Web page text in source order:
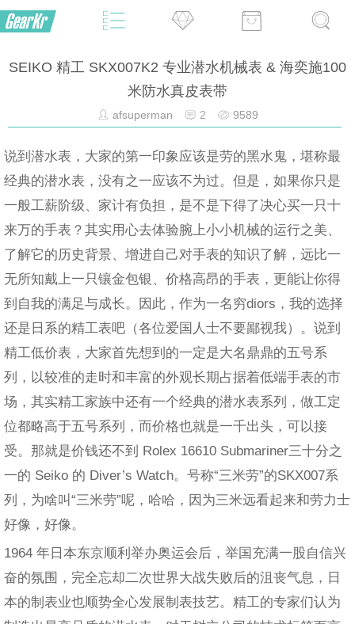
SEIKO 精工 SKX007K2 专业潜水机械表 & 海奕施100
米防水真皮表带
afsuperman 2 9589
说到潜水表，大家的第一印象应该是劳的黑水鬼，堪称最
经典的潜水表，没有之一应该不为过。但是，如果你只是
一般工薪阶级、家计有负担，是不是下得了决心买一只十
来万的手表？其实用心去体验腕上小小机械的运行之美、
了解它的历史背景、增进自己对手表的知识了解，远比一
无所知戴上一只镶金包银、价格高昂的手表，更能让你得
到自我的满足与成长。因此，作为一名穷diors，我的选择
还是日系的精工表吧（各位爱国人士不要鄙视我）。说到
精工低价表，大家首先想到的一定是大名鼎鼎的五号系
列，以较准的走时和丰富的外观长期占据着低端手表的市
场，其实精工家族中还有一个经典的潜水表系列，做工定
位都略高于五号系列，而价格也就是一千出头，可以接
受。那就是价钱还不到 Rolex 16610 Submariner三十分之
一的 Seiko 的 Diver’s Watch。号称“三米劳”的SKX007系
列，为啥叫“三米劳”呢，哈哈，因为三米远看起来和劳力士
好像，好像。
1964 年日本东京顺利举办奥运会后，举国充满一股自信兴
奋的氛围，完全忘却二次世界大战失败后的沮丧气息，日
本的制表业也顺势全心发展制表技艺。精工的专家们认为